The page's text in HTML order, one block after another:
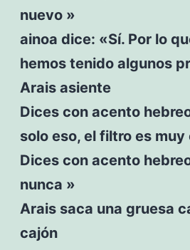
nuevo »
ainoa dice: «Sí. Por lo
hemos tenido algunos
Arais asiente
Dices con acento
solo eso, el filtro es
Dices con acento
nunca »
Arais saca una gruesa
cajón